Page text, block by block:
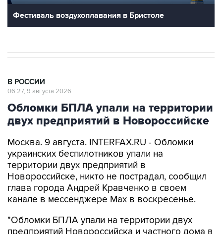
Фестиваль воздухоплавания в Бристоле
В РОССИИ
06:27, 9 августа 2026
Обломки БПЛА упали на территории
двух предприятий в Новороссийске
Москва. 9 августа. INTERFAX.RU - Обломки
украинских беспилотников упали на
территории двух предприятий в
Новороссийске, никто не пострадал, сообщил
глава города Андрей Кравченко в своем
канале в мессенджере Max в воскресенье.
"Обломки БПЛА упали на территории двух